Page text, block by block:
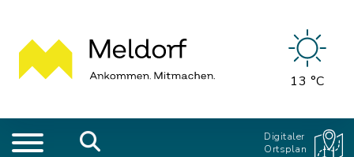
13 °C
Digitaler
Ortsplan